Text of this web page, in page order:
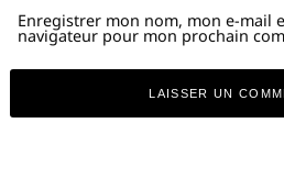
Enregistrer mon nom, mon e-mail
navigateur pour mon prochain